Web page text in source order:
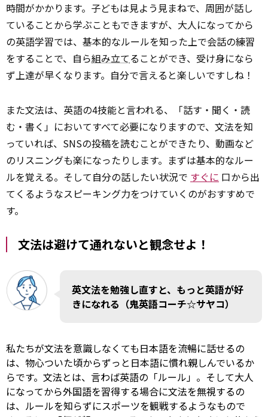
時間がかかります。子どもは見よう見まねで、周囲が話し
ていることから学ぶこともできますが、大人になってから
の英語学習では、基本的なルールを知った上で会話の練習
をすることで、自ら組み立てることができ、受け身になら
ず上達が早くなります。自分で言えると楽しいですしね！
また文法は、英語の4技能と言われる、「話す・聞く・読
む・書く」においてすべて必要になりますので、文法を知
っていれば、SNSの投稿を読むことができたり、動画など
のリスニングも楽になったりします。まずは基本的なルー
ルを覚える。そして自分の話したい状況で すぐに 口から出
てくるようなスピーキング力をつけていくのがおすすめで
す。
文法は避けて通れないと観念せよ！
英文法を勉強し直すと、もっと英語が好
きになれる（鬼英語コーチ☆サヤコ）
私たちが文法を意識しなくても日本語を流暢に話せるの
は、物心ついた頃からずっと日本語に慣れ親しんでいるか
らです。文法とは、言わば英語の「ルール」。そして大人
になってから外国語を習得する場合に文法を無視するの
は、ルールを知らずにスポーツを観戦するようなもので